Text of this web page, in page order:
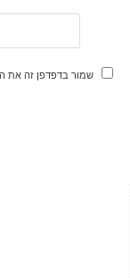
שמור בדפדפן זה את